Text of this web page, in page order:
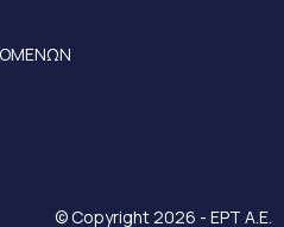
© Copyright 2026 - ΕΡΤ Α.Ε.